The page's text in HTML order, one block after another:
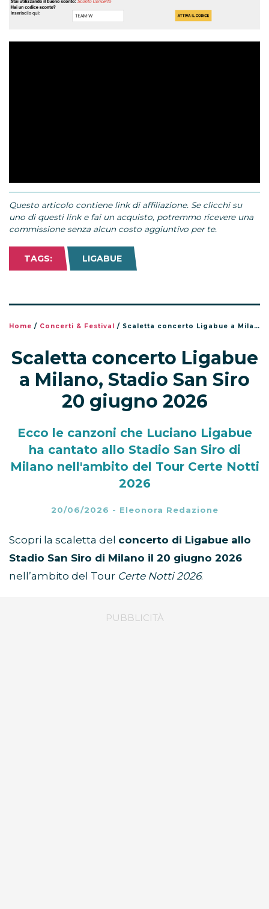
Questo articolo contiene link di affiliazione. Se clicchi su
uno di questi link e fai un acquisto, potremmo ricevere una
commissione senza alcun costo aggiuntivo per te.
TAGS: LIGABUE
Home / Concerti & Festival / Scaletta concerto Ligabue a Milano, Stadio San Siro 20 giugno 2026
Scaletta concerto Ligabue
a Milano, Stadio San Siro
20 giugno 2026
Ecco le canzoni che Luciano Ligabue
ha cantato allo Stadio San Siro di
Milano nell'ambito del Tour Certe Notti
2026
20/06/2026 - Eleonora Redazione
Scopri la scaletta del concerto di Ligabue allo
Stadio San Siro di Milano il 20 giugno 2026
nell’ambito del Tour Certe Notti 2026.